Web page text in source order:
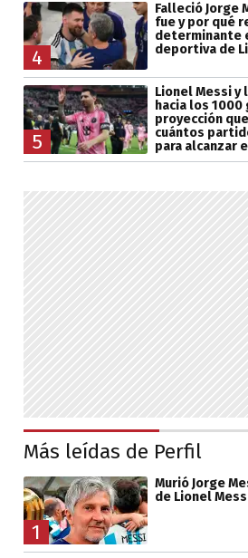
4
Falleció Jorge
fue y por qué
determinante
deportiva de
5
Lionel Messi y
hacia los 1000
proyección
cuántos
para alcanzar
Más leídas de Perfil
1
Murió Jorge
de Lionel